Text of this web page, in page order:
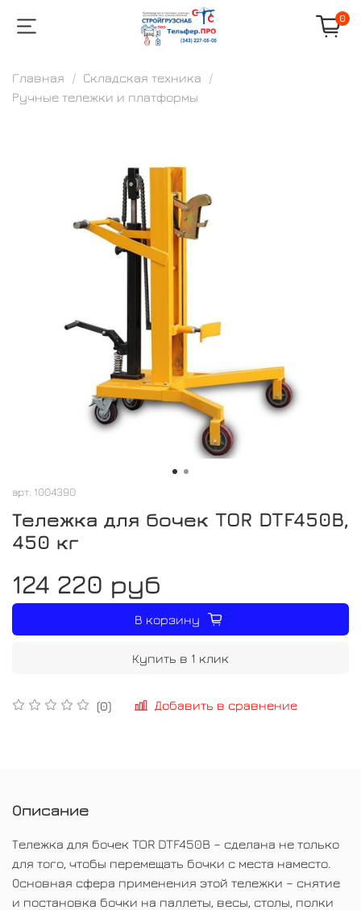
0
Главная
Складская техника
Ручные тележки и платформы
арт. 1004390
Тележка для бочек TOR DTF450B,
450 кг
(0) Добавить в сравнение
124 220 руб
В корзину
Купить в 1 клик
Описание
Тележка для бочек TOR DTF450B – сделана не только
для того, чтобы перемещать бочки с места наместо.
Основная сфера применения этой тележки – снятие
и постановка бочки на паллеты, весы, столы, полки